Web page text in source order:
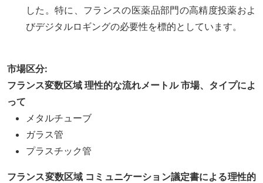
した。特に、フランスの医薬品部門の高精度投薬およ
びデジタルロギングの必要性を標的としています。
市場区分:
フランス変数区域 理性的な流れメートル 市場、タイプによ
って
メタルチューブ
ガラス管
プラスチック管
フランス変数区域 コミュニケーション議定書による理性的